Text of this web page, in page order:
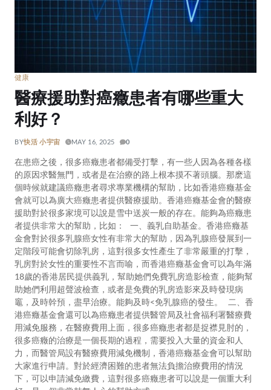
健康
醫療援助對癌癥患者有哪些重大
利好？
BY快活 小宇宙 MAY 16, 2025 0
在患癌之後，很多癌癥患者都備受打擊，有一些人因為各種各樣
的原因求醫無門，或者是在治療的路上根本摸不著頭腦。那麽這
個時候就建議癌癥患者尋求專業機構的幫助，比如香港癌癥基金
會就可以為廣大癌癥患者提供醫療援助。香港癌癥基金會的醫療
援助對於很多家境可以說是雪中送炭一般的存在。能夠為癌癥患
者提供非常大的幫助，比如： 一、義乳自助基金。香港癌癥基
金會對於很多乳腺癌女性有非常大的幫助，因為乳腺癌發展到一
定階段可能會切除乳房，這對很多女性產生了非常嚴重的打擊，
乳房對於女性的重要性不言而喻，而香港癌癥基金會可以為年滿
18歲的香港居民提供義乳，幫助她們免費乳房造影檢查，能夠幫
助她們利用超聲波檢查，或者是免費的乳房造影來及時發現病
竈，及時幹預，盡早治療。能夠及時<免乳腺癌的發生。 二、香
港癌癥基金會還可以為癌癥患者提供醫管局及社會福利署醫療費
用減免服務，在醫療費用上面，很多癌癥患者都是捉襟見肘的，
很多癌癥的治療是一個長期的過程，需要投入大量的資金和人
力，而醫管局設有醫療費用減免機制，香港癌癥基金會可以幫助
大家進行申請。對於經濟困難的患者無法負擔治療費用的情況
下，可以申請減免繳費，這對很多癌癥患者可以說是一個重大利